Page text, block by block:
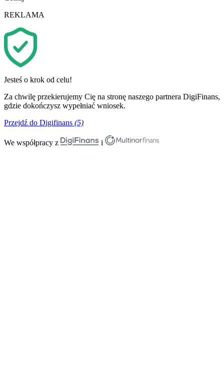
REKLAMA
Jesteś o krok od celu!
Za chwilę przekierujemy Cię na stronę naszego partnera DigiFinans,
gdzie dokończysz wypełniać wniosek.
Przejdź do Digifinans (5)
We współpracy z i